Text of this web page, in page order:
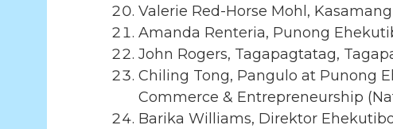
Valerie Red-Horse Mohl,
Amanda Renteria, Punong
John Rogers, Tagapagtatag,
Chiling Tong, Pangulo at Punong
Commerce & Entrepreneurship
Barika Williams, Direktor